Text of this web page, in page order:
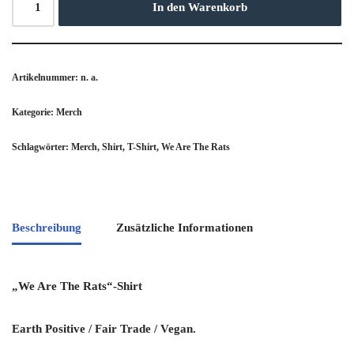
In den Warenkorb
Artikelnummer: n. a.
Kategorie: Merch
Schlagwörter: Merch, Shirt, T-Shirt, We Are The Rats
Beschreibung Zusätzliche Informationen
„We Are The Rats“-Shirt
Earth Positive / Fair Trade / Vegan.